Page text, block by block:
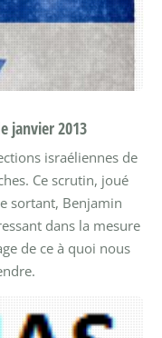
janvier 2013
israéliennes de
Ce scrutin, joué
sortant, Benjamin
dans la mesure
de ce à quoi nous